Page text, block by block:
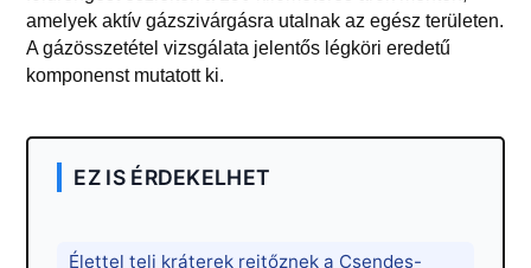
amelyek aktív gázszivárgásra utalnak az egész területen.
A gázösszetétel vizsgálata jelentős légköri eredetű
komponenst mutatott ki.
EZ IS ÉRDEKELHET
Élettel teli kráterek rejtőznek a Csendes-